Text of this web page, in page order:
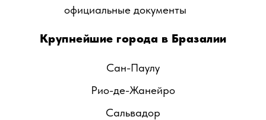
официальные документы
языке.
Крупнейшие города в Бразалии
Сан-Паулу
Рио-де-Жанейро
Сальвадор